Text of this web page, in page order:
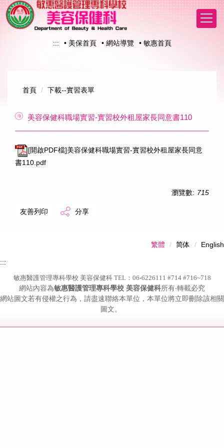
跳
到
主
::: • 美保首頁 • 網站導覽 • 敏惠首頁
首頁 下載--實習表單
美容保健科職場實習-實習校外租屋家長同意書110
[開啟PDF檔]美容保健科職場實習-實習校外租屋家長同意
書110.pdf
瀏覽數: 715
友善列印 分享
繁體 简体 English
:::
敏惠醫護管理專科學校 美容保健科 TEL：06-6226111 #714 #716~718
網站內容為敏惠醫護管理專科學校 美容保健科所有‧轉載必究
網站圖文若有侵權之行為，請盡速聯絡本單位，本單位將立即刪除該相關
圖文。